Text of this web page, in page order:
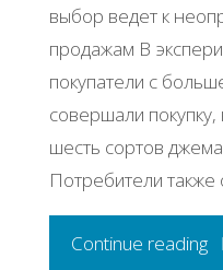
выбор ведет к
продажам В
покупатели с
совершали
шесть сортов
Потребители
Continue reading